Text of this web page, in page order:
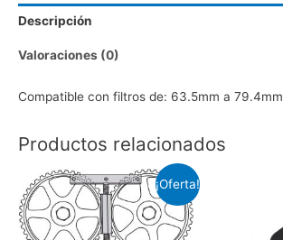
Universal,
Descripción
Valoraciones (0)
Compatible con filtros de: 63.5mm a 79.4mm
Productos relacionados
¡Oferta!